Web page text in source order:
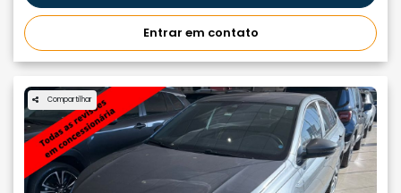
Entrar em contato
Compartilhar